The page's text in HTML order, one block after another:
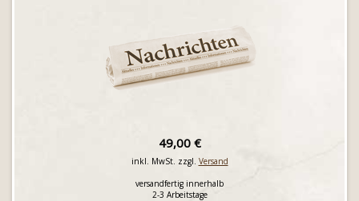
49,00 €
inkl. MwSt. zzgl. Versand
versandfertig innerhalb
2-3 Arbeitstage